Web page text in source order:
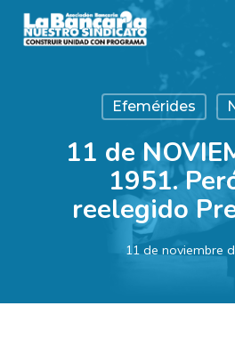
main
Efemérides
11 de
1951.
reelegido
11 de noviembre